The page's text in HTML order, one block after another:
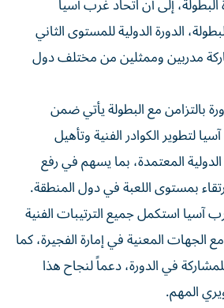
الدورة الدولية للمستوى الثاني
مدربين وممثلين من مختلف دول
بالتزامن مع البطولة يأتي ضمن
لتطوير الكوادر الفنية وتأهيل
المعتمدة، بما يسهم في رفع
بمستوى اللعبة في دول المنطقة.
آسيا استكمل جميع الترتيبات الفنية
الجهات المعنية في إمارة الفجيرة، كما
في الدورة، دعماً لنجاح هذا
المهم.